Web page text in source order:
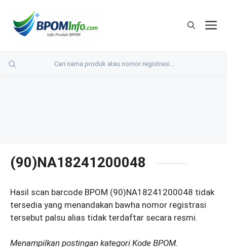
(90)NA18241200048
Hasil scan barcode BPOM (90)NA18241200048 tidak
tersedia yang menandakan bawha nomor registrasi
tersebut palsu alias tidak terdaftar secara resmi.
Menampilkan postingan kategori Kode BPOM.